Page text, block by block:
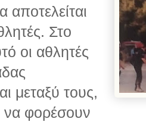
Στο
οι αθλητές
μεταξύ τους,
να φορέσουν